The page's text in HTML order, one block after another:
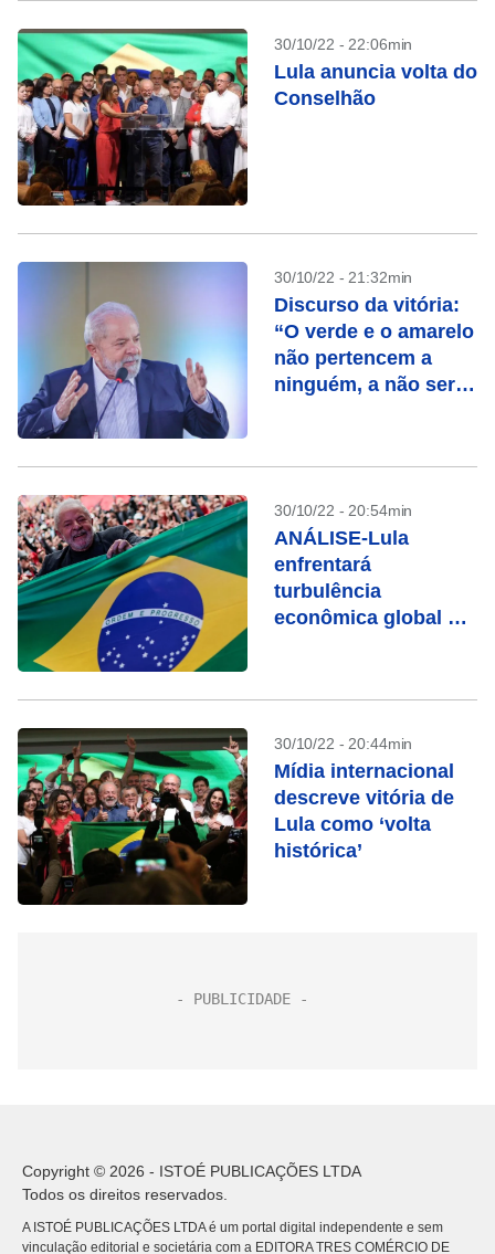
30/10/22 - 22:06min
Lula anuncia volta do
Conselhão
30/10/22 - 21:32min
Discurso da vitória:
“O verde e o amarelo
não pertencem a
ninguém, a não ser
30/10/22 - 20:54min
ANÁLISE-Lula
enfrentará
turbulência
econômica global e
30/10/22 - 20:44min
Mídia internacional
descreve vitória de
Lula como ‘volta
histórica’
Copyright © 2026 - ISTOÉ PUBLICAÇÕES LTDA
Todos os direitos reservados.
A ISTOÉ PUBLICAÇÕES LTDA é um portal digital independente e sem
vinculação editorial e societária com a EDITORA TRES COMÉRCIO DE